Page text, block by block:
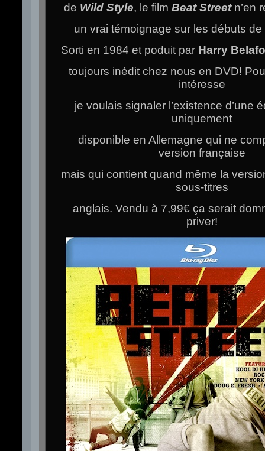
de Wild Style, le film Beat Street n’en
un vrai témoignage sur les débuts de
Sorti en 1984 et poduit par Harry
toujours inédit chez nous en DVD!
intéresse
je voulais signaler l’existence d’une
uniquement
disponible en Allemagne qui ne
version française
mais qui contient quand même la
sous-titres
anglais. Vendu à 7,99€ ça serait
priver!